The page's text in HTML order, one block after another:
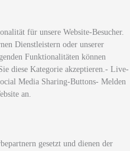
für unsere Website-Besucher.
Dienstleistern oder unserer
Funktionalitäten können
diese Kategorie akzeptieren.- Live-
Media Sharing-Buttons- Melden
an.
gesetzt und dienen der